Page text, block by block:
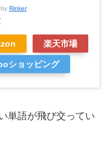
Rinker
楽天市場
ショッピング
単語が飛び交ってい